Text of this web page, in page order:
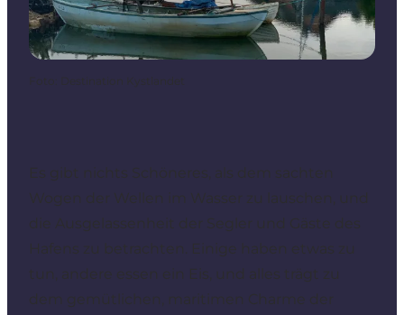
Foto Destination Kystlandet
Es gibt nichts Schöneres, als dem sachten
Wogen der Wellen im Wasser zu lauschen, und
die Ausgelassenheit der Segler und Gäste des
Hafens zu betrachten. Einige haben etwas zu
tun, andere essen ein Eis, und alles trägt zu
dem gemütlichen, maritimen Charme der